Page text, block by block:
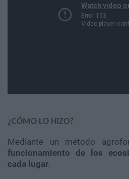
¿CÓMO LO HIZO?
Mediante un método
funcionamiento de los
cada lugar.